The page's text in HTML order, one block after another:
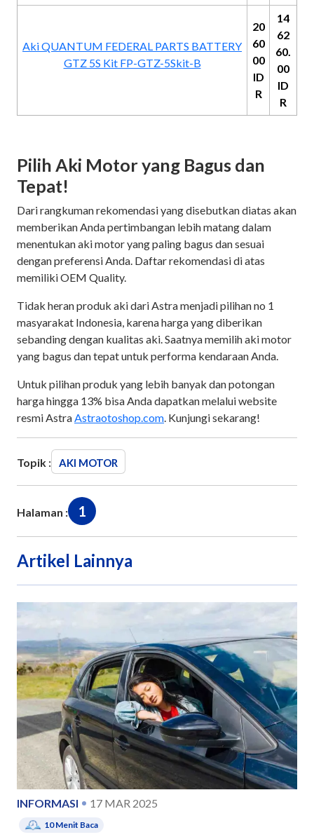
Aki QUANTUM FEDERAL PARTS BATTERY
GTZ 5S Kit FP-GTZ-5Skit-B
20
60
00
ID
R
14
62
60.
00
ID
R
Pilih Aki Motor yang Bagus dan
Tepat!
Dari rangkuman rekomendasi yang disebutkan diatas akan
memberikan Anda pertimbangan lebih matang dalam
menentukan aki motor yang paling bagus dan sesuai
dengan preferensi Anda. Daftar rekomendasi di atas
memiliki OEM Quality.
Tidak heran produk aki dari Astra menjadi pilihan no 1
masyarakat Indonesia, karena harga yang diberikan
sebanding dengan kualitas aki. Saatnya memilih aki motor
yang bagus dan tepat untuk performa kendaraan Anda.
Untuk pilihan produk yang lebih banyak dan potongan
harga hingga 13% bisa Anda dapatkan melalui website
resmi Astra Astraotoshop.com . Kunjungi sekarang!
Topik : AKI MOTOR
Halaman : 1
Artikel Lainnya
INFORMASI 17 MAR 2025
10Menit Baca